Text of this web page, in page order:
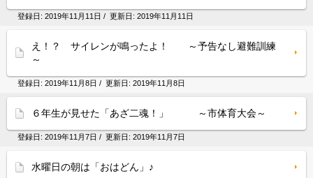
登録日: 2019年11月11日 / 更新日: 2019年11月11日
え！？ サイレンが鳴ったよ！ ～予告なし避難訓練
～
登録日: 2019年11月8日 / 更新日: 2019年11月8日
６年生が見せた「あざ二魂！」 ～市体育大会～
登録日: 2019年11月7日 / 更新日: 2019年11月7日
水曜日の朝は「おはどん」♪